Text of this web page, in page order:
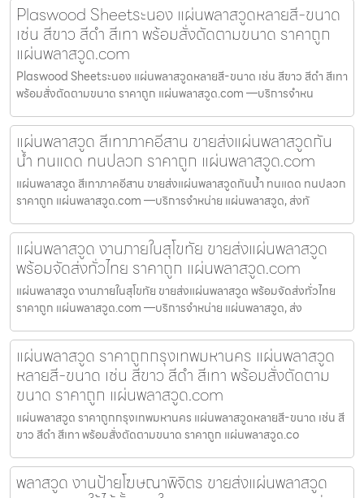
Plaswood Sheetระนอง แผ่นพลาสวูดหลายสี-ขนาด
เช่น สีขาว สีดำ สีเทา พร้อมสั่งตัดตามขนาด ราคาถูก
แผ่นพลาสวูด.com
Plaswood Sheetระนอง แผ่นพลาสวูดหลายสี-ขนาด เช่น สีขาว สีดำ สีเทา
พร้อมสั่งตัดตามขนาด ราคาถูก แผ่นพลาสวูด.com —บริการจำหน
แผ่นพลาสวูด สีเทาภาคอีสาน ขายส่งแผ่นพลาสวูดกัน
น้ำ ทนแดด ทนปลวก ราคาถูก แผ่นพลาสวูด.com
แผ่นพลาสวูด สีเทาภาคอีสาน ขายส่งแผ่นพลาสวูดกันน้ำ ทนแดด ทนปลวก
ราคาถูก แผ่นพลาสวูด.com —บริการจำหน่าย แผ่นพลาสวูด, ส่งทั
แผ่นพลาสวูด งานภายในสุโขทัย ขายส่งแผ่นพลาสวูด
พร้อมจัดส่งทั่วไทย ราคาถูก แผ่นพลาสวูด.com
แผ่นพลาสวูด งานภายในสุโขทัย ขายส่งแผ่นพลาสวูด พร้อมจัดส่งทั่วไทย
ราคาถูก แผ่นพลาสวูด.com —บริการจำหน่าย แผ่นพลาสวูด, ส่ง
แผ่นพลาสวูด ราคาถูกกรุงเทพมหานคร แผ่นพลาสวูด
หลายสี-ขนาด เช่น สีขาว สีดำ สีเทา พร้อมสั่งตัดตาม
ขนาด ราคาถูก แผ่นพลาสวูด.com
แผ่นพลาสวูด ราคาถูกกรุงเทพมหานคร แผ่นพลาสวูดหลายสี-ขนาด เช่น สี
ขาว สีดำ สีเทา พร้อมสั่งตัดตามขนาด ราคาถูก แผ่นพลาสวูด.co
พลาสวูด งานป้ายโฆษณาพิจิตร ขายส่งแผ่นพลาสวูด